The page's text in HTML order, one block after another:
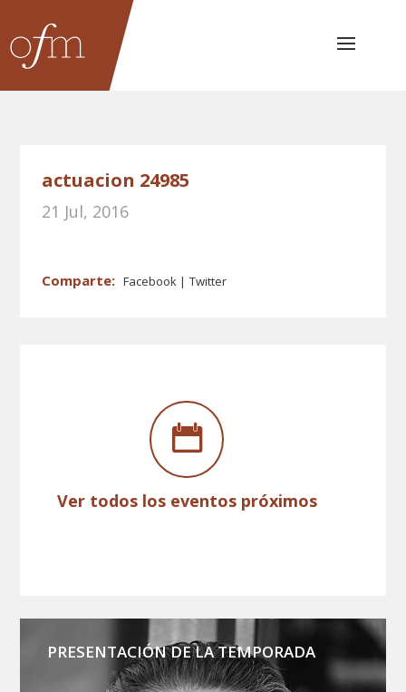
actuacion 24985
21 Jul, 2016
Facebook Twitter
Ver todos los eventos próximos
PRESENTACIÓN DE LA TEMPORADA